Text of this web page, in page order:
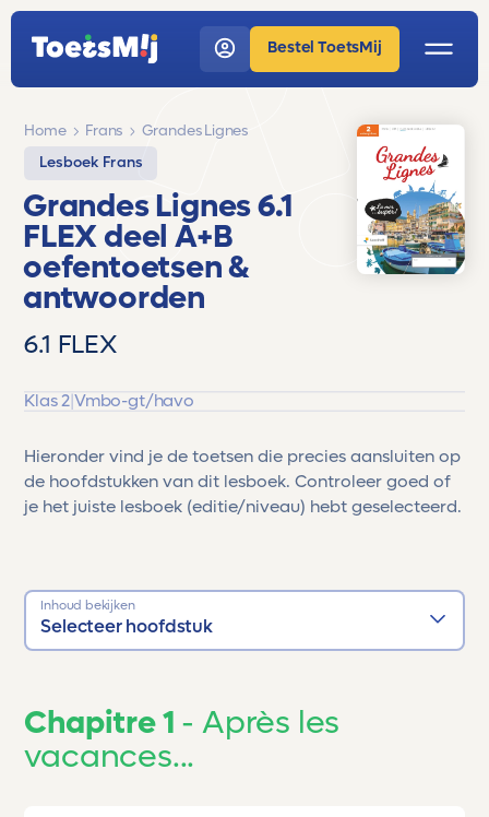
Bestel ToetsMij
Home Frans
Grandes Lignes
Lesboek Frans
Grandes Lignes 6.1
FLEX deel A+B
oefentoetsen &
antwoorden
6.1 FLEX
Klas 2|Vmbo-gt/havo
Hieronder vind je de toetsen die precies aansluiten op
de hoofdstukken van dit lesboek. Controleer goed of
je het juiste lesboek (editie/niveau) hebt geselecteerd.
Inhoud bekijken
Selecteer hoofdstuk
Chapitre 1
Après les
vacances...